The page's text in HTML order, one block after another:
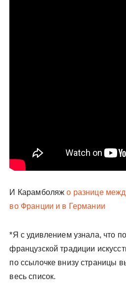
И Карамболяжо разнице
во Франции и в Германии
*Я с удивлением узнала, что
французской традиции
по ссылочке внизу страницы
весь список.